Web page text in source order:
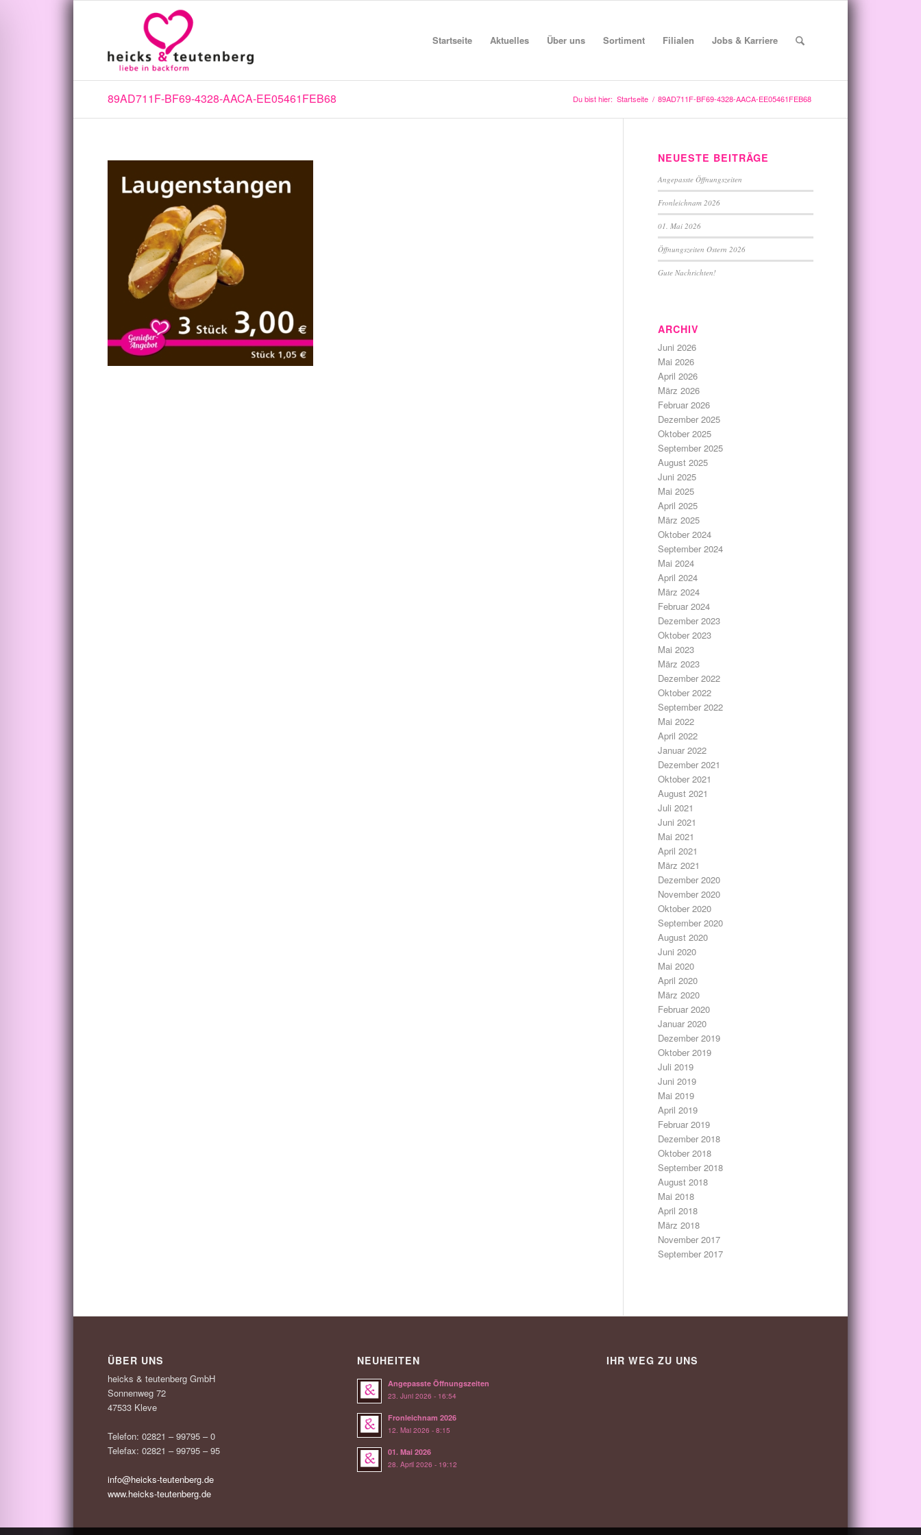
Startseite Aktuelles Über uns Sortiment Filialen Jobs & Karriere
89AD711F-BF69-4328-AACA-EE05461FEB68 Du bist hier: Startseite / 89AD711F-BF69-4328-AACA-EE05461FEB68
NEUESTE BEITRÄGE
Angepasste Öffnungszeiten
Fronleichnam 2026
01. Mai 2026
Öffnungszeiten Ostern 2026
Gute Nachrichten!
ARCHIV
Juni 2026
Mai 2026
April 2026
März 2026
Februar 2026
Dezember 2025
Oktober 2025
September 2025
August 2025
Juni 2025
Mai 2025
April 2025
März 2025
Oktober 2024
September 2024
Mai 2024
April 2024
März 2024
Februar 2024
Dezember 2023
Oktober 2023
Mai 2023
März 2023
Dezember 2022
Oktober 2022
September 2022
Mai 2022
April 2022
Januar 2022
Dezember 2021
Oktober 2021
August 2021
Juli 2021
Juni 2021
Mai 2021
April 2021
März 2021
Dezember 2020
November 2020
Oktober 2020
September 2020
August 2020
Juni 2020
Mai 2020
April 2020
März 2020
Februar 2020
Januar 2020
Dezember 2019
Oktober 2019
Juli 2019
Juni 2019
Mai 2019
April 2019
Februar 2019
Dezember 2018
Oktober 2018
September 2018
August 2018
Mai 2018
April 2018
März 2018
November 2017
September 2017
ÜBER UNS
heicks & teutenberg GmbH
Sonnenweg 72
47533 Kleve
Telefon: 02821 – 99795 – 0
Telefax: 02821 – 99795 – 95
info@heicks-teutenberg.de
www.heicks-teutenberg.de
NEUHEITEN
Angepasste Öffnungszeiten
23. Juni 2026 - 16:54
Fronleichnam 2026
12. Mai 2026 - 8:15
01. Mai 2026
28. April 2026 - 19:12
IHR WEG ZU UNS